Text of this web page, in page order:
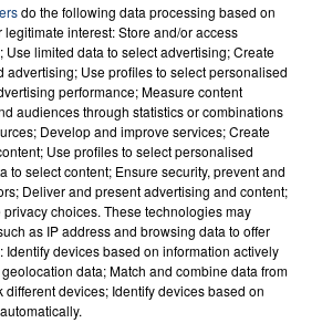
À LENS : UNE FEMME ET
LA VIE ET LA...
do the following data processing based on
interest: Store and/or access
Use limited data to select advertising; Create
advertising; Use profiles to select personalised
performance; Measure content
audiences through statistics or combinations
Develop and improve services; Create
Use profiles to select personalised
to select content; Ensure security, prevent and
Deliver and present advertising and content;
choices. These technologies may
as IP address and browsing data to offer
devices based on information actively
data; Match and combine data from
different devices; Identify devices based on